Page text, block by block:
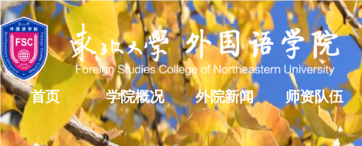
首页 学院概况 外院新闻 师资队伍